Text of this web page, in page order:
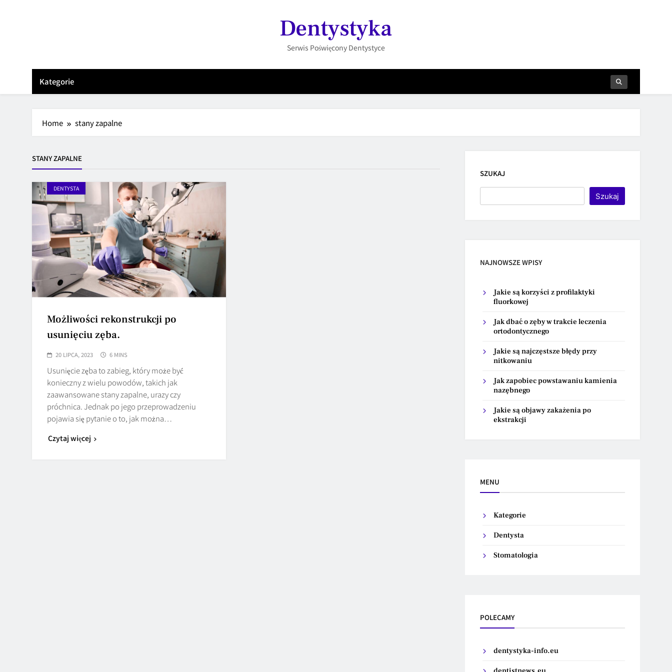
Dentystyka
Serwis Poświęcony Dentystyce
Kategorie
Home stany zapalne
STANY ZAPALNE
DENTYSTA
Możliwości rekonstrukcji po
usunięciu zęba.
20 LIPCA, 2023 6 MINS
Usunięcie zęba to zabieg, który może być
konieczny z wielu powodów, takich jak
zaawansowane stany zapalne, urazy czy
próchnica. Jednak po jego przeprowadzeniu
pojawia się pytanie o to, jak można…
Czytaj więcej
SZUKAJ
Szukaj
NAJNOWSZE WPISY
Jakie są korzyści z profilaktyki
fluorkowej
Jak dbać o zęby w trakcie leczenia
ortodontycznego
Jakie są najczęstsze błędy przy
nitkowaniu
Jak zapobiec powstawaniu kamienia
nazębnego
Jakie są objawy zakażenia po
ekstrakcji
MENU
Kategorie
Dentysta
Stomatologia
POLECAMY
dentystyka-info.eu